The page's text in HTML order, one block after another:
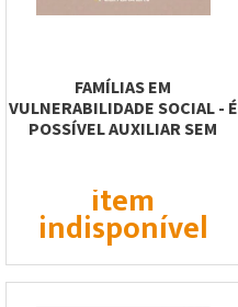
FAMÍLIAS EM
VULNERABILIDADE SOCIAL - É
POSSÍVEL AUXILIAR SEM
item
indisponível